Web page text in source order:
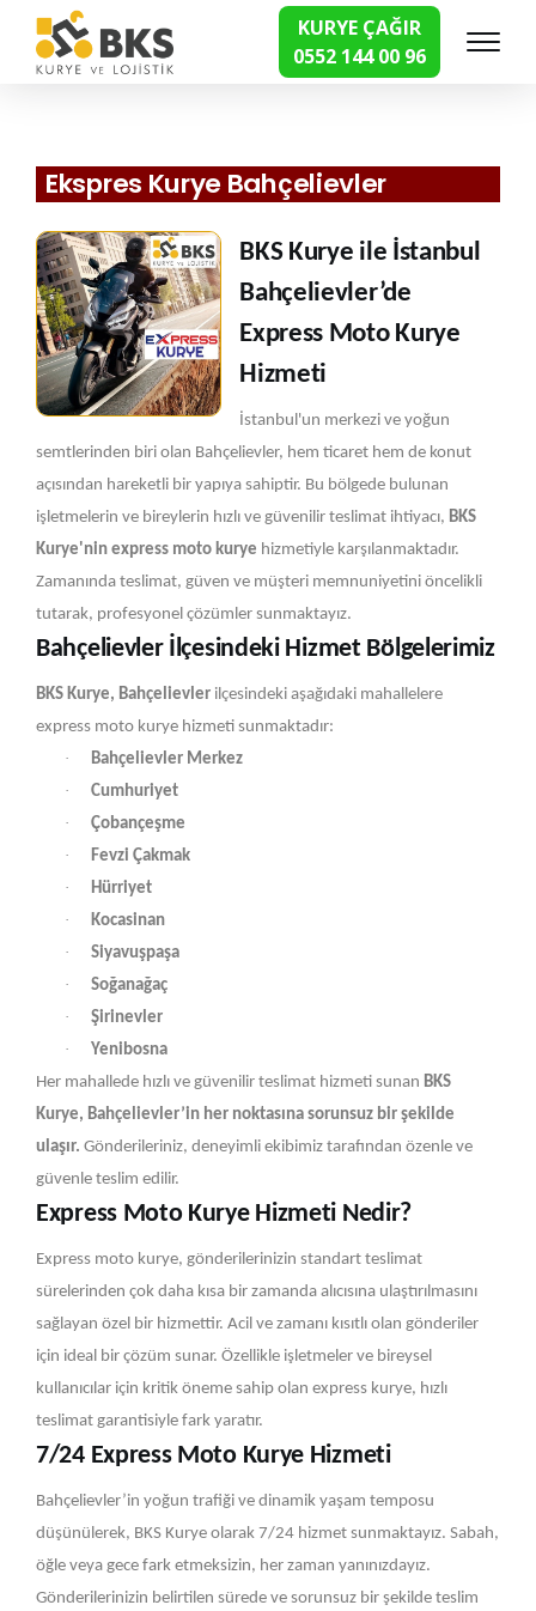
KURYE ÇAĞIR
0552 144 00 96
Hızlı Kurye Hizmetleri
Ekspres Kurye Bahçelievler
BKS Kurye ile İstanbul
Bahçelievler’de
Express Moto Kurye
Hizmeti
İstanbul'un merkezi ve yoğun
semtlerinden biri olan Bahçelievler, hem ticaret hem de konut
açısından hareketli bir yapıya sahiptir. Bu bölgede bulunan
işletmelerin ve bireylerin hızlı ve güvenilir teslimat ihtiyacı, BKS
Kurye'nin express moto kurye hizmetiyle karşılanmaktadır.
Zamanında teslimat, güven ve müşteri memnuniyetini öncelikli
tutarak, profesyonel çözümler sunmaktayız.
Bahçelievler İlçesindeki Hizmet Bölgelerimiz
BKS Kurye, Bahçelievler ilçesindeki aşağıdaki mahallelere
express moto kurye hizmeti sunmaktadır:
·
Bahçelievler Merkez
·
Cumhuriyet
·
Çobançeşme
·
Fevzi Çakmak
·
Hürriyet
·
Kocasinan
·
Siyavuşpaşa
·
Soğanağaç
·
Şirinevler
·
Yenibosna
Her mahallede hızlı ve güvenilir teslimat hizmeti sunan BKS
Kurye, Bahçelievler’in her noktasına sorunsuz bir şekilde
ulaşır. Gönderileriniz, deneyimli ekibimiz tarafından özenle ve
güvenle teslim edilir.
Express Moto Kurye Hizmeti Nedir?
Express moto kurye, gönderilerinizin standart teslimat
sürelerinden çok daha kısa bir zamanda alıcısına ulaştırılmasını
sağlayan özel bir hizmettir. Acil ve zamanı kısıtlı olan gönderiler
için ideal bir çözüm sunar. Özellikle işletmeler ve bireysel
kullanıcılar için kritik öneme sahip olan express kurye, hızlı
teslimat garantisiyle fark yaratır.
7/24 Express Moto Kurye Hizmeti
Bahçelievler’in yoğun trafiği ve dinamik yaşam temposu
düşünülerek, BKS Kurye olarak 7/24 hizmet sunmaktayız. Sabah,
öğle veya gece fark etmeksizin, her zaman yanınızdayız.
Gönderilerinizin belirtilen sürede ve sorunsuz bir şekilde teslim